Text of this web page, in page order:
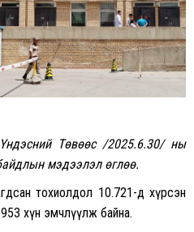
Төвөөс /2025.6.30/ ны
мэдээлэл өглөө.
тохиолдол 10.721-д хүрсэн
хүн эмчлүүлж байна.